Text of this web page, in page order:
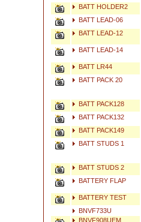
BATT HOLDER2
BATT LEAD-06
BATT LEAD-12
BATT LEAD-14
BATT LR44
BATT PACK 20
BATT PACK128
BATT PACK132
BATT PACK149
BATT STUDS 1
BATT STUDS 2
BATTERY FLAP
BATTERY TEST
BNVF733U
BNVF908UEM